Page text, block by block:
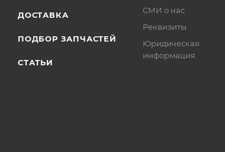
ДОСТАВКА
ПОДБОР ЗАПЧАСТЕЙ
СТАТЬИ
СМИ о нас
Реквизиты
Юридическая
информация